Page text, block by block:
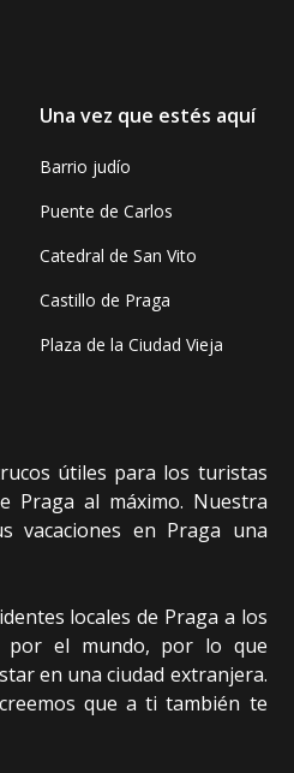
Una vez que estés aquí
Barrio judío
Puente de Carlos
Catedral de San Vito
Castillo de Praga
Plaza de la Ciudad Vieja
útiles para los turistas
Praga al máximo. Nuestra
vacaciones en Praga una
locales de Praga a los
por el mundo, por lo que
en una ciudad extranjera.
que a ti también te